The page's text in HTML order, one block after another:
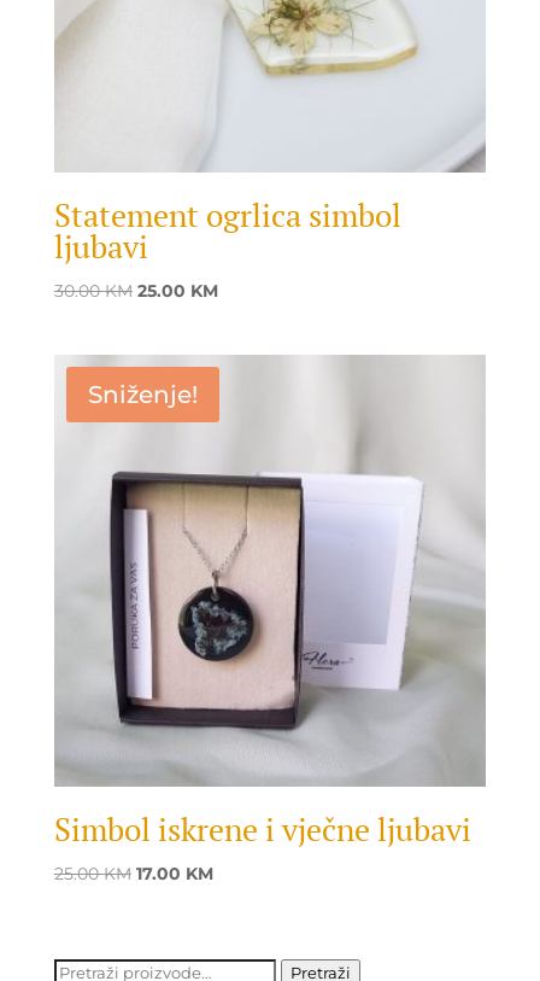
Statement ogrlica simbol
ljubavi
30.00KM Original
30.00 KM.
25.00 KMCurrent
25.00 KM.
Sniženje!
Simbol iskrene i vječne ljubavi
25.00KM Original
25.00 KM.
17.00 KMCurrent
17.00 KM.
Pretraži: Pretraži